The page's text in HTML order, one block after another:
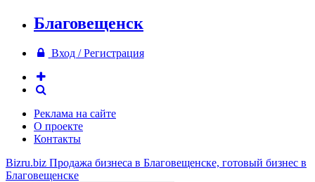
Благовещенск
Вход / Регистрация
Реклама на сайте
О проекте
Контакты
Bizru.biz Продажа бизнеса в Благовещенске, готовый бизнес в
Благовещенске